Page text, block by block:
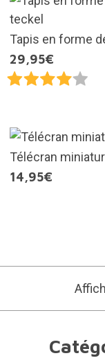
Tapis en forme
29,95€
Télécran
14,95€